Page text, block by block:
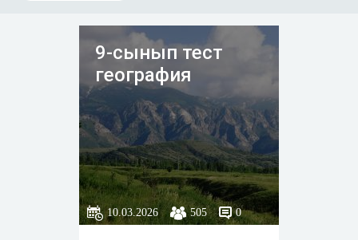
9-сынып тест
география
10.03.2026 505 0